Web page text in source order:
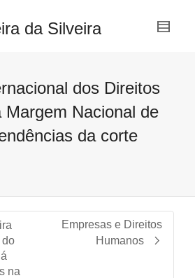
da Silveira
dos Direitos
Margem Nacional de
da corte
do
na
Empresas e Direitos
Humanos